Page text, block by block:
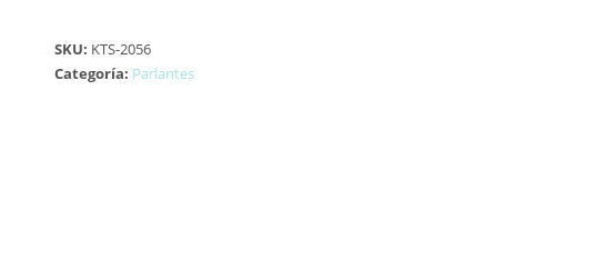
SKU: KTS-2056
Categoría: Parlantes